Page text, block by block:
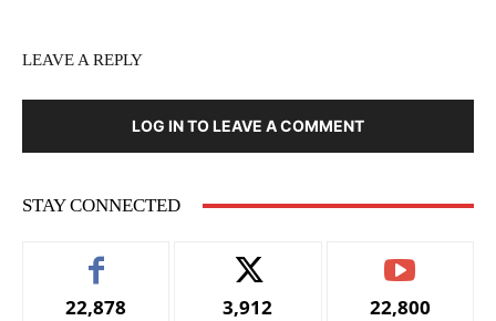
LEAVE A REPLY
LOG IN TO LEAVE A COMMENT
STAY CONNECTED
22,878 3,912 22,800